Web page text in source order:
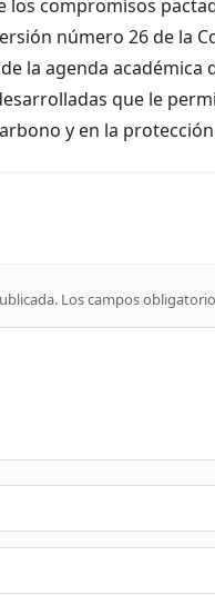
compromisos
número 26 de la
la agenda
que le
y en la
Los campos